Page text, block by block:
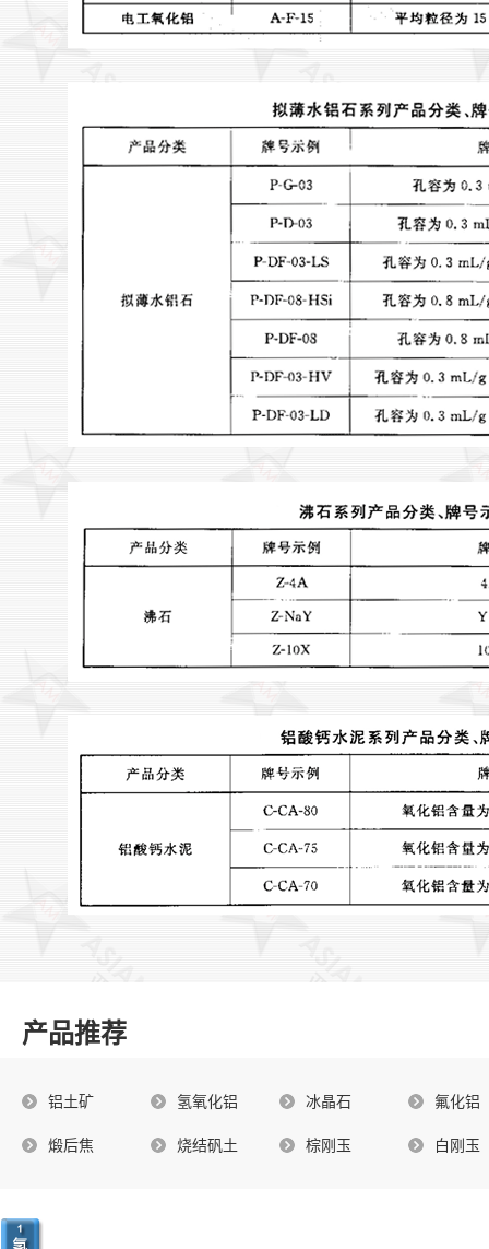
产品推荐
铝土矿 氢氧化铝 冰晶石 氟化铝
煅后焦 烧结矾土 棕刚玉 白刚玉